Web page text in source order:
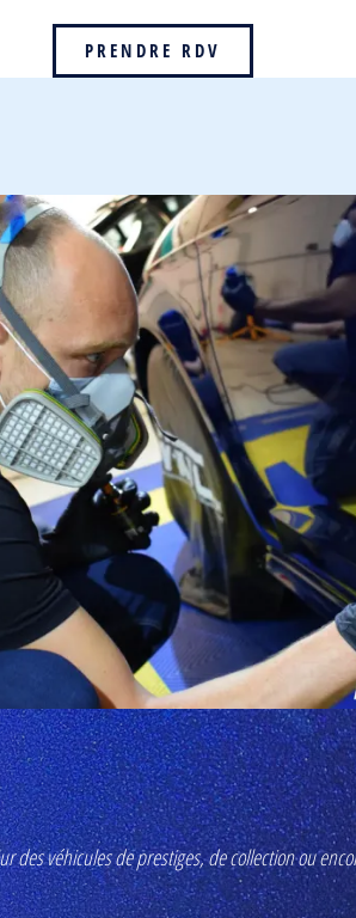
PRENDRE RDV
des véhicules de prestiges, de collection ou